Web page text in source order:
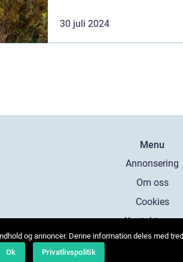
30 juli 2024
Menu
Annonsering
Om oss
Cookies
Kontakta oss
Sitemap
og annoncer. Denne information deles med
Ok
Privatlivspolitik